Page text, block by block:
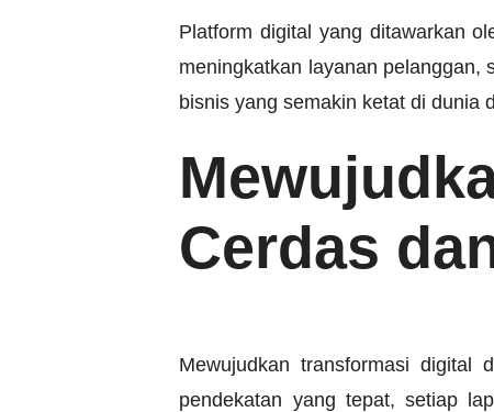
Platform digital yang ditawarkan
meningkatkan layanan pelanggan,
bisnis yang semakin ketat di dunia
Cerdas
Mewujudkan transformasi digital
pendekatan yang tepat, setiap